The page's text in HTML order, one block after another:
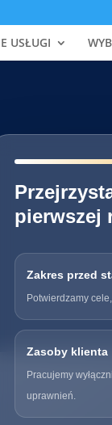
USŁUGI
pierwszej
Zakres przed
Potwierdzamy
Zasoby klienta
Pracujemy
uprawnień.